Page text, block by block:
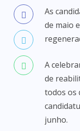
As
de maio
A
de
todos os
junho.